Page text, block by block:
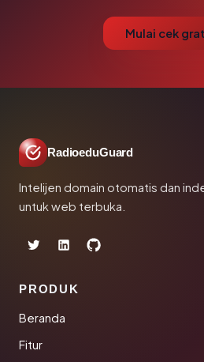
Mulai cek
RadioeduGuard
Intelijen domain otomatis dan
untuk web terbuka.
PRODUK
Beranda
Fitur